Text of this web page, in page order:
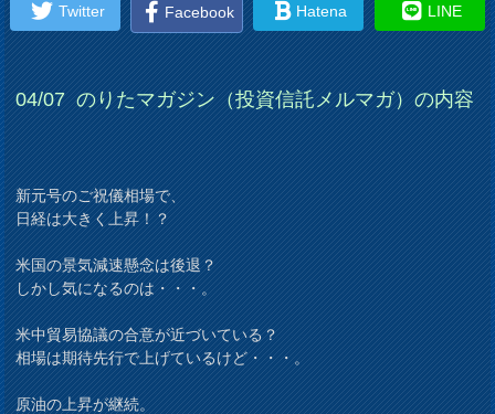
Twitter Facebook Hatena LINE
04/07 のりたマガジン（投資信託メルマガ）の内容
新元号のご祝儀相場で、
日経は大きく上昇！？
米国の景気減速懸念は後退？
しかし気になるのは・・・。
米中貿易協議の合意が近づいている？
相場は期待先行で上げているけど・・・。
原油の上昇が継続。